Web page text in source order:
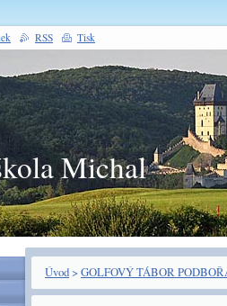
Michal
Úvod> GOLFOVÝ TÁBOR
RSS Tisk